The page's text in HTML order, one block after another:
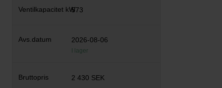
573
2026-08-06
I lager
2 430 SEK